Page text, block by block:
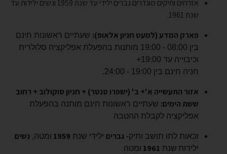
אזרחים ותיקים מוגדרים גברים ילידי עד שנת 1959 ונשים ילידות עד
שנת 1961.
פארק המדע (למעט חניון אלאופ): שעתיים ראשונות חינם
בין 08:00 - 19:00 מותנות בהפעלת אפליקציה סלולרית
וכיבוייה עד 19:00+
חניה חינם בין 19:00 - 24:00.
אזור התעשייה א'+ ב' (ישפרו סנטר) + חניון סוקולוב + רחוב
ששת הימים: שעתיים ראשונות חינם מותנה בהפעלת
אפליקציה לקבלת ההטבה
זכאות לתו תושב ותיק- גברים ילידי שנת 1959 ומטה, נשים
ילידות שנת 1961 ומטה